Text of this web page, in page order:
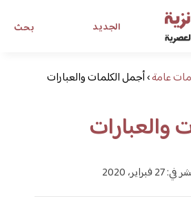
بحث الجديد
للفتاة العصرية
أي موضوع يهمك
عامة›أجمل الكلمات والعبارات
والعبارات
27 فبراير، 2020